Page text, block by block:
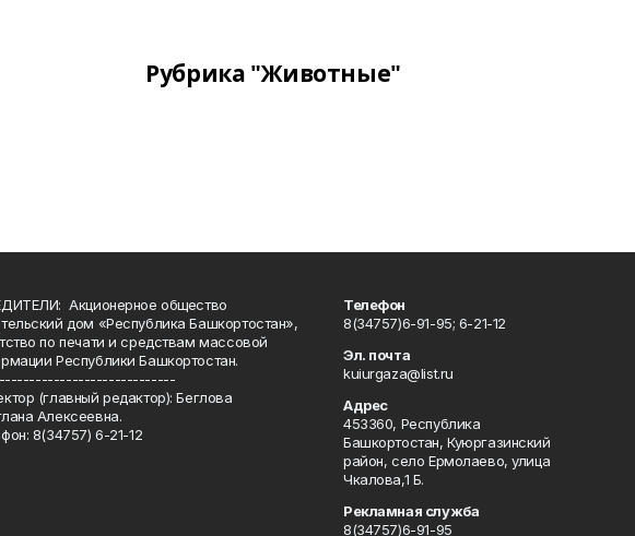
Рубрика "Животные"
Акционерное общество
дом «Республика Башкортостан»,
по печати и средствам массовой
Республики Башкортостан.
(главный редактор): Беглова
Алексеевна.
8(34757) 6-21-12
Телефон
8(34757)6-91-95; 6-21-12
Эл. почта
kuiurgaza@list.ru
Адрес
453360, Республика
Башкортостан, Куюргазинский
район, село Ермолаево, улица
Чкалова,1 Б.
Рекламная служба
8(34757)6-91-95